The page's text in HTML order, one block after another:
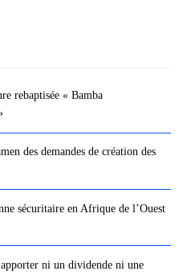
rebaptisée « Bamba
des demandes de création des
sécuritaire en Afrique de l’Ouest
ni un dividende ni une